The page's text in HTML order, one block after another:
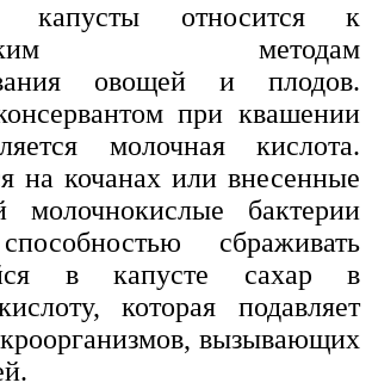
капусты относится к
методам
овощей и плодов.
при квашении
молочная кислота.
на кочанах или внесенные
молочнокислые бактерии
сбраживать
в капусте сахар в
которая подавляет
вызывающих